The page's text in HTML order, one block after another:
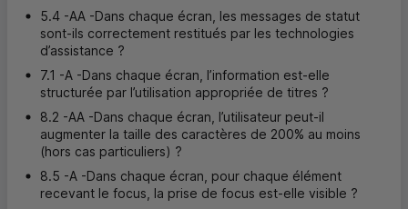
5.4 -AA -Dans chaque écran, les messages de statut
sont-ils correctement restitués par les technologies
d’assistance ?
7.1 -A -Dans chaque écran, l’information est-elle
structurée par l’utilisation appropriée de titres ?
8.2 -AA -Dans chaque écran, l’utilisateur peut-il
augmenter la taille des caractères de 200% au moins
(hors cas particuliers) ?
8.5 -A -Dans chaque écran, pour chaque élément
recevant le focus, la prise de focus est-elle visible ?